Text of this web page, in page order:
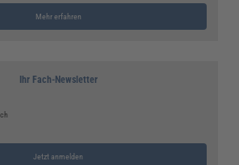
Mehr erfahren
Ihr Fach-Newsletter
Jetzt anmelden